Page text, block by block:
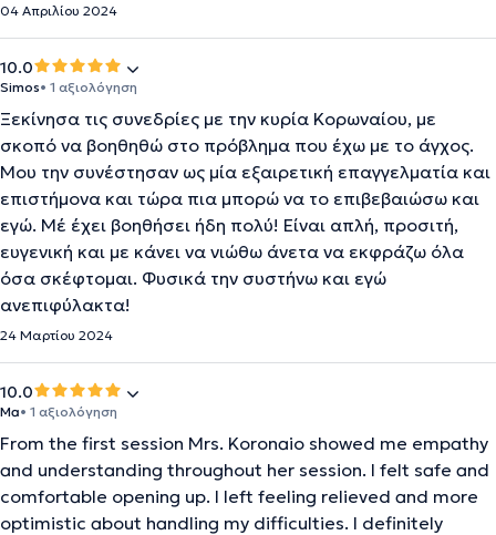
04 Απριλίου 2024
10.0
Simos• 1 αξιολόγηση
Ξεκίνησα τις συνεδρίες με την κυρία Κορωναίου, με
σκοπό να βοηθηθώ στο πρόβλημα που έχω με το άγχος.
Μου την συνέστησαν ως μία εξαιρετική επαγγελματία και
επιστήμονα και τώρα πια μπορώ να το επιβεβαιώσω και
εγώ. Μέ έχει βοηθήσει ήδη πολύ! Είναι απλή, προσιτή,
ευγενική και με κάνει να νιώθω άνετα να εκφράζω όλα
όσα σκέφτομαι. Φυσικά την συστήνω και εγώ
ανεπιφύλακτα!
24 Μαρτίου 2024
10.0
Ma• 1 αξιολόγηση
From the first session Mrs. Koronaio showed me empathy
and understanding throughout her session. I felt safe and
comfortable opening up. I left feeling relieved and more
optimistic about handling my difficulties. I definitely